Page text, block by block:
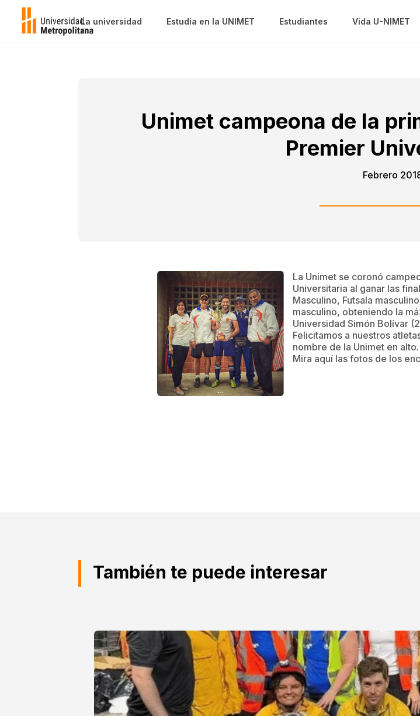
La universidad Estudia en la UNIMET Estudiantes Vida U-NIMET
Unimet campeona de la
Premier
Febrero
La Unimet se coronó
Universitaria al ganar las
Masculino, Futsala
masculino, obteniendo la
Universidad Simón Bolívar
Felicitamos a nuestros
nombre de la Unimet en alto.
Mira aquí las fotos de los
También te puede interesar